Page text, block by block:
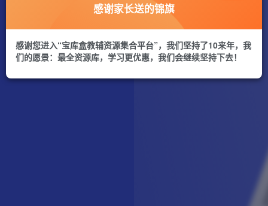
感谢家长送的锦旗
感谢您进入“宝库盒教辅资源集合平台”，我们坚持了10来年，我
们的愿景：最全资源库，学习更优惠，我们会继续坚持下去！